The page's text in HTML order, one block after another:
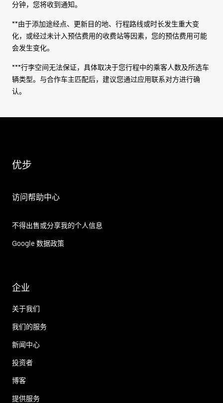
分钟，您将收到通知。
**由于添加途经点、更新目的地、行程路线或时长发生重大变
化，或经过未计入预估费用的收费站等因素，您的预估费用可能
会发生变化。
***行李空间无法保证，具体取决于您行程中的乘客人数及所选车
辆类型。与合作车主匹配后，建议您通过应用联系对方进行确
认。
优步
访问帮助中心
不得出售或分享我的个人信息
Google 数据政策
企业
关于我们
我们的服务
新闻中心
投资者
博客
提供服务